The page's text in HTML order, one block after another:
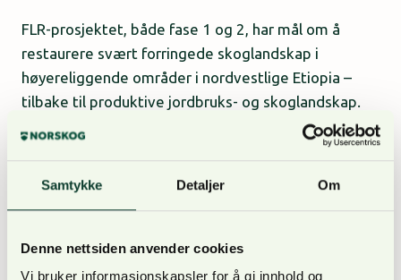
Samtykke Detaljer Om
Denne nettsiden anvender cookies
Vi bruker informasjonskapsler for å gi innhold og
FLR-prosjektet, både fase 1 og 2, har mål om å
restaurere svært forringede skoglandskap i
høyereliggende områder i nordvestlige Etiopia –
tilbake til produktive jordbruks- og skoglandskap.
Prosjektet tar i bruk en landskapstilnærming til
skogrestaurering, som vil se på områdene fra et
naturressursforvaltning med miljømessige og